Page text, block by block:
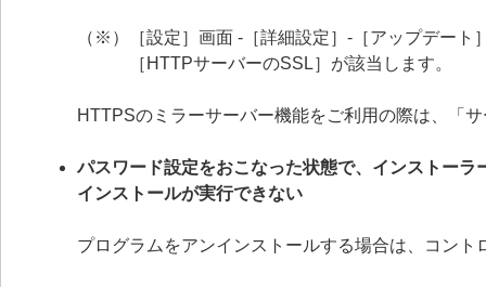
（※）［設定］画面 -［詳細設定］-［アップデー
［HTTPサーバーのSSL］が該当します。
HTTPSのミラーサーバー機能をご利用の際は、「
パスワード設定をおこなった状態で、インストー
インストールが実行できない
プログラムをアンインストールする場合は、コン